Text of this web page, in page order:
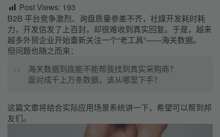
Post Views: 193
B2B 平台竞争激烈、询盘质量参差不齐，社媒开发耗时耗
力，开发信发了上百封，却很难收到真实回复。于是，越来
越多外贸企业开始重新关注一个“老工具”——海关数据。
但问题也随之而来：
海关数据到底能不能帮我找到真实采购商？
面对成千上万条数据，该从哪里下手？
这篇文章将结合实际应用场景系统讲一下，希望可以帮到邦
友们。